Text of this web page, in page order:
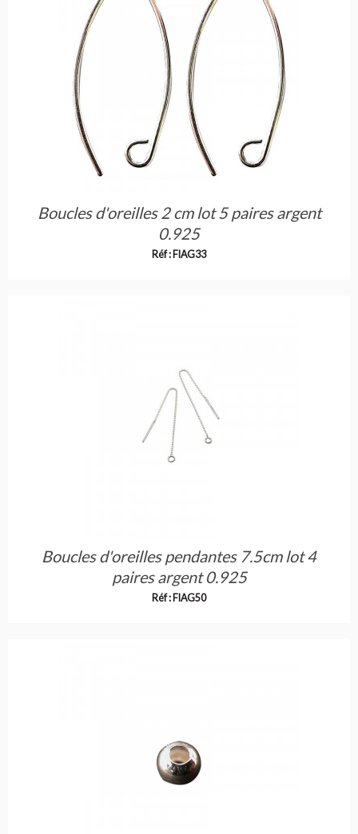
Boucles d'oreilles 2 cm lot 5 paires argent
0.925
Réf : FIAG33
Boucles d'oreilles pendantes 7.5cm lot 4
paires argent 0.925
Réf : FIAG50